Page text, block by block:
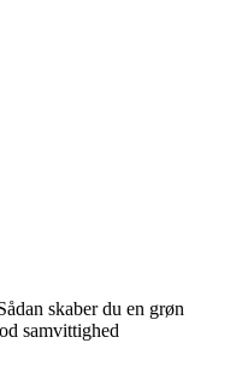
skaber du en grøn
samvittighed